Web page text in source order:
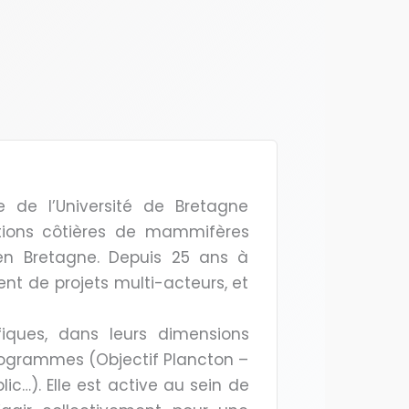
de l’Université de Bretagne
côtières de mammifères
Bretagne. Depuis 25 ans à
de projets multi-acteurs, et
dans leurs dimensions
(Objectif Plancton –
Elle est active au sein de